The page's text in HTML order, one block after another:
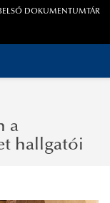
DOKUMENTUMTÁR
a
hallgatói